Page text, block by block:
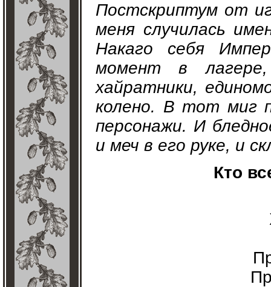
Постскриптум от
меня случилась
Накаго себя
момент в
хайратники,
колено. В тот миг
персонажи. И
и меч в его руке, и
Кто